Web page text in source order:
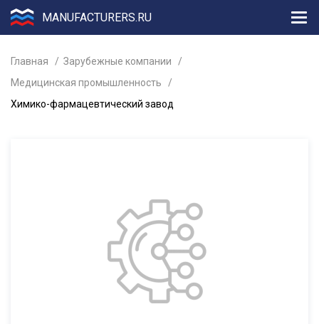
MANUFACTURERS.RU
Главная
Зарубежные компании
Медицинская промышленность
Химико-фармацевтический завод